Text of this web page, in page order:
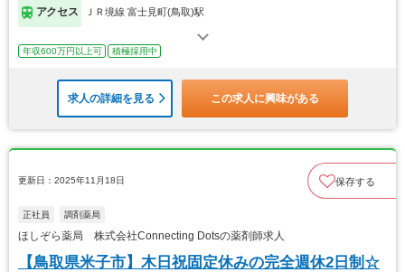
アクセス ＪＲ境線 富士見町(鳥取)駅
年収600万円以上可 積極採用中
求人の詳細を見る この求人に興味がある
更新日：2025年11月18日 保存する
正社員 調剤薬局
ほしぞら薬局 株式会社Connecting Dotsの薬剤師求人
【鳥取県米子市】木日祝固定休みの完全週休2日制☆